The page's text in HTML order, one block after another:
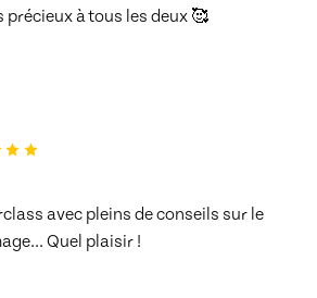
à tous les deux 🥰
avec pleins de conseils sur le
Quel plaisir !